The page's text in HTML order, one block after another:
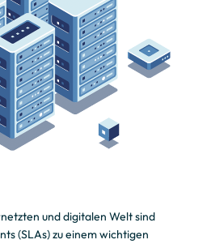
und digitalen Welt sind
(SLAs) zu einem wichtigen